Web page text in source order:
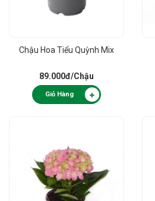
Chậu Hoa Tiểu Quỳnh Mix
89.000đ/Chậu
Giỏ Hàng